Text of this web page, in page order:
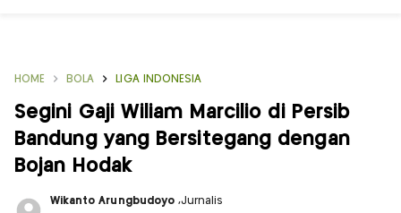
HOME BOLA LIGA INDONESIA
Segini Gaji Wiliam Marcilio di Persib
Bandung yang Bersitegang dengan
Bojan Hodak
Wikanto Arungbudoyo ,Jurnalis